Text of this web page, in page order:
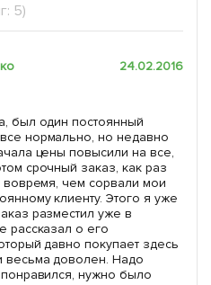
5)
24.02.2016
был один постоянный
нормально, но недавно
цены повысили на все,
срочный заказ, как раз
вовремя, чем сорвали мои
клиенту. Этого я уже
разместил уже в
рассказал о его
давно покупает здесь
весьма доволен. Надо
нужно было